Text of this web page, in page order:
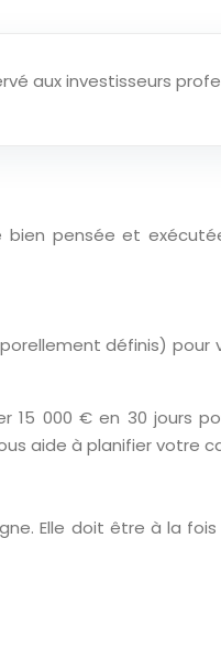
aux investisseurs
bien pensée et
définis)
15 000 € en 30 jours
aide à planifier votre
Elle doit être à la